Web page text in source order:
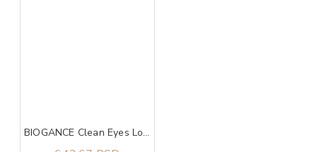
BIOGANCE Clean Eyes Lotion 100ml, Losion za čišćenje predela oko očiju